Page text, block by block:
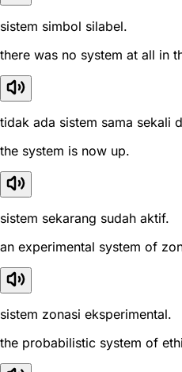
sistem simbol silabel.
there was no system at all in
tidak ada sistem sama sekali
the system is now up.
sistem sekarang sudah aktif.
an experimental system of
sistem zonasi eksperimental.
the probabilistic system of